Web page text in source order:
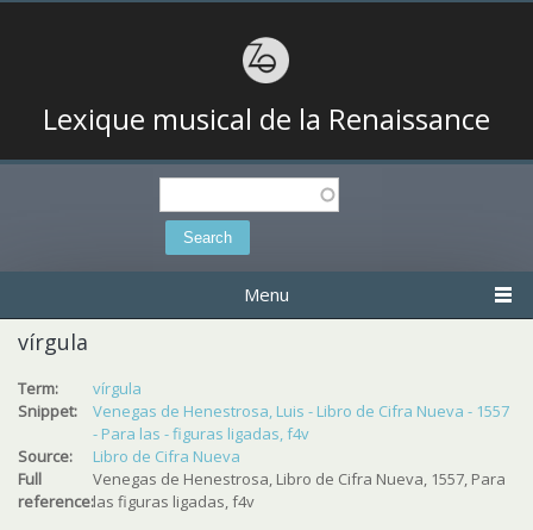
Lexique musical de la Renaissance
Search
Menu
vírgula
Term:
vírgula
Snippet:
Venegas de Henestrosa, Luis - Libro de Cifra Nueva - 1557
- Para las - figuras ligadas, f4v
Source:
Libro de Cifra Nueva
Full
reference:
Venegas de Henestrosa, Libro de Cifra Nueva, 1557, Para
las figuras ligadas, f4v